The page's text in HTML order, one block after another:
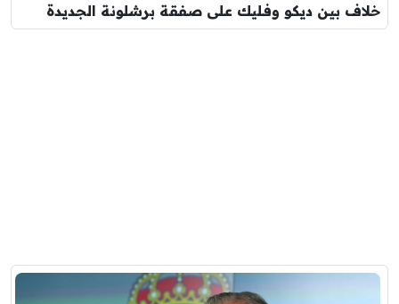
خلاف بين ديكو وفليك على صفقة برشلونة الجديدة